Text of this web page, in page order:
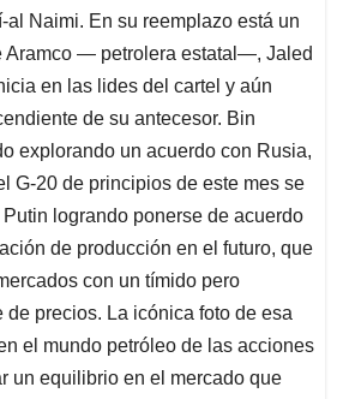
al Naimi. En su reemplazo está un
Aramco — petrolera estatal—, Jaled
en las lides del cartel y aún
de su antecesor. Bin
explorando un acuerdo con Rusia,
G-20 de principios de este mes se
logrando ponerse de acuerdo
de producción en el futuro, que
con un tímido pero
precios. La icónica foto de esa
el mundo petróleo de las acciones
un equilibrio en el mercado que